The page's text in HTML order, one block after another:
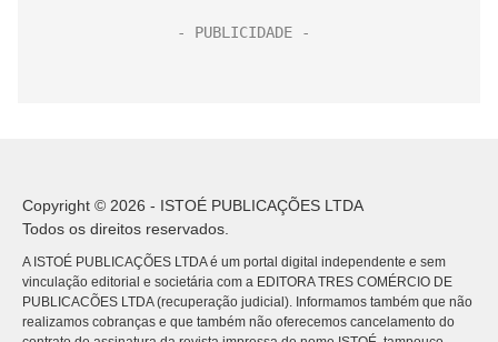
Copyright © 2026 - ISTOÉ PUBLICAÇÕES LTDA
Todos os direitos reservados.
A ISTOÉ PUBLICAÇÕES LTDA é um portal digital independente e sem
vinculação editorial e societária com a EDITORA TRES COMÉRCIO DE
PUBLICACÕES LTDA (recuperação judicial). Informamos também que não
realizamos cobranças e que também não oferecemos cancelamento do